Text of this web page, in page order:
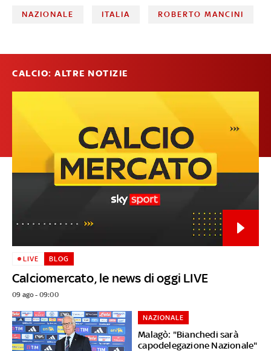
NAZIONALE ITALIA ROBERTO MANCINI
CALCIO: ALTRE NOTIZIE
Calciomercato, le news di oggi LIVE
LIVE BLOG
09 ago - 09:00
Malagò: "Bianchedi sarà
capodelegazione Nazionale"
NAZIONALE